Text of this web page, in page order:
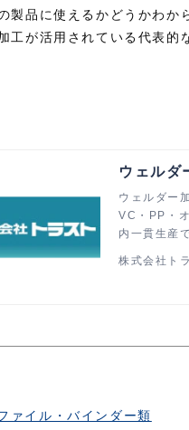
製品に使えるかどうかわか
工が活用されている代表的
ウェルダ
ウェルダー
VC・PP・
内一貫生産
株式会社ト
ァイル・バインダー類